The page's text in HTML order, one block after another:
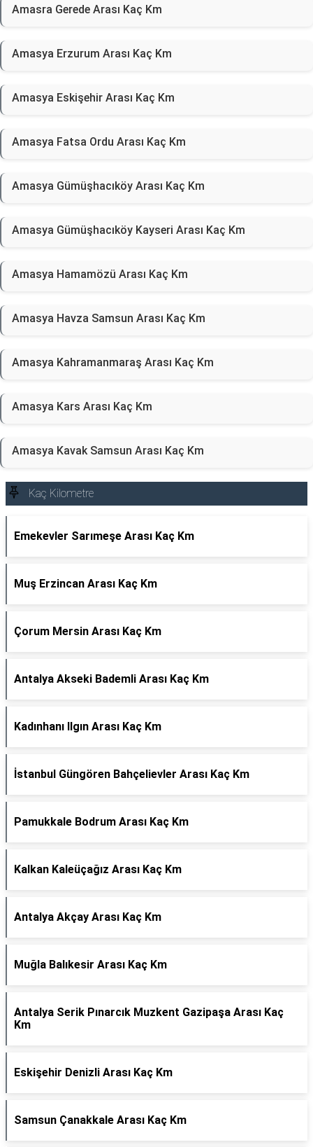
Amasra Gerede Arası Kaç Km
Amasya Erzurum Arası Kaç Km
Amasya Eskişehir Arası Kaç Km
Amasya Fatsa Ordu Arası Kaç Km
Amasya Gümüşhacıköy Arası Kaç Km
Amasya Gümüşhacıköy Kayseri Arası Kaç Km
Amasya Hamamözü Arası Kaç Km
Amasya Havza Samsun Arası Kaç Km
Amasya Kahramanmaraş Arası Kaç Km
Amasya Kars Arası Kaç Km
Amasya Kavak Samsun Arası Kaç Km
Kaç Kilometre
Emekevler Sarımeşe Arası Kaç Km
Muş Erzincan Arası Kaç Km
Çorum Mersin Arası Kaç Km
Antalya Akseki Bademli Arası Kaç Km
Kadınhanı Ilgın Arası Kaç Km
İstanbul Güngören Bahçelievler Arası Kaç Km
Pamukkale Bodrum Arası Kaç Km
Kalkan Kaleüçağız Arası Kaç Km
Antalya Akçay Arası Kaç Km
Muğla Balıkesir Arası Kaç Km
Antalya Serik Pınarcık Muzkent Gazipaşa Arası Kaç
Km
Eskişehir Denizli Arası Kaç Km
Samsun Çanakkale Arası Kaç Km